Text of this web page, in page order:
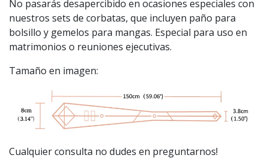
No pasarás desapercibido en ocasiones especiales con
nuestros sets de corbatas, que incluyen paño para
bolsillo y gemelos para mangas. Especial para uso en
matrimonios o reuniones ejecutivas.
Tamaño en imagen:
Cualquier consulta no dudes en preguntarnos!